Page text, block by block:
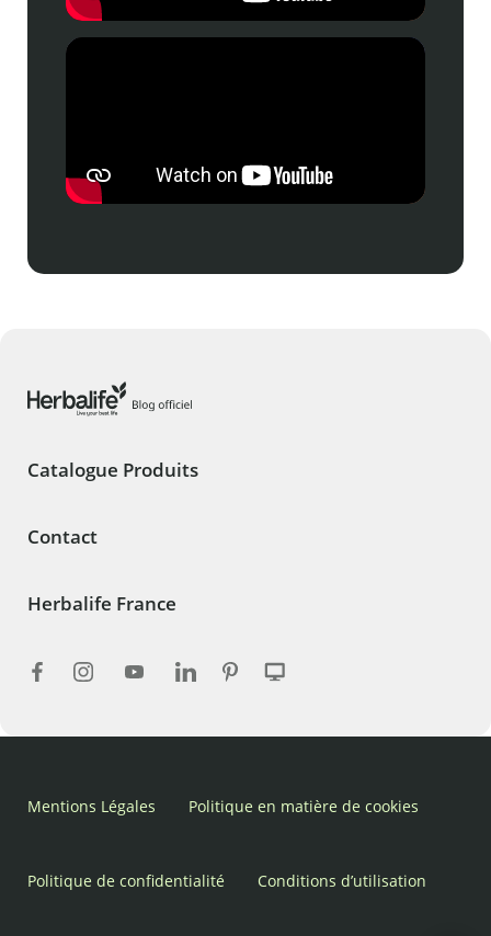
Catalogue Produits
Contact
Herbalife France
Mentions Légales Politique en matière de cookies
Politique de confidentialité Conditions d’utilisation